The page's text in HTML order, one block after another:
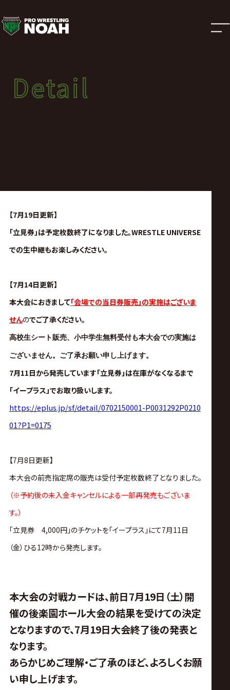
試
合
結
果
ロ
レ
ス
ン
グ・
ノ
ア
公
式
サ
イ
ト
Detail
試合結果
Detail
【7月19日更新】
「立見券」は予定枚数終了になりました。WRESTLE UNIVERSE
での生中継もお楽しみください。
【7月14日更新】
本大会におきまして「会場での当日券販売」の実施はございま
せんのでご了承ください。
高校生シート販売、小中学生無料受付も本大会での実施は
ございません。ご了承お願い申し上げます。
7月11日から発売しています「立見券」は在庫がなくなるまで
「イープラス」でお取り扱いします。
https://eplus.jp/sf/detail/0702150001-P0031292P0210
01?P1=0175
【7月8日更新】
本大会の前売指定席の販売は受付予定枚数終了となりました。
（※予約後の未入金キャンセルによる一部再発売もございま
す。）
「立見券 4,000円」のチケットを「イープラス」にて7月11日
（金）ひる12時から発売します。
本大会の対戦カードは、前日7月19日（土）開
催の後楽園ホール大会の結果を受けての決定
となりますので、7月19日大会終了後の発表と
なります。
あらかじめご理解・ご了承のほど、よろしくお願
い申し上げます。